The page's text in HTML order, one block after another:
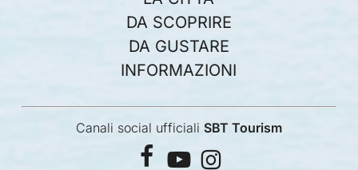
DA SCOPRIRE
DA GUSTARE
INFORMAZIONI
Canali social ufficiali SBT Tourism
facebook
youtubeinstagram